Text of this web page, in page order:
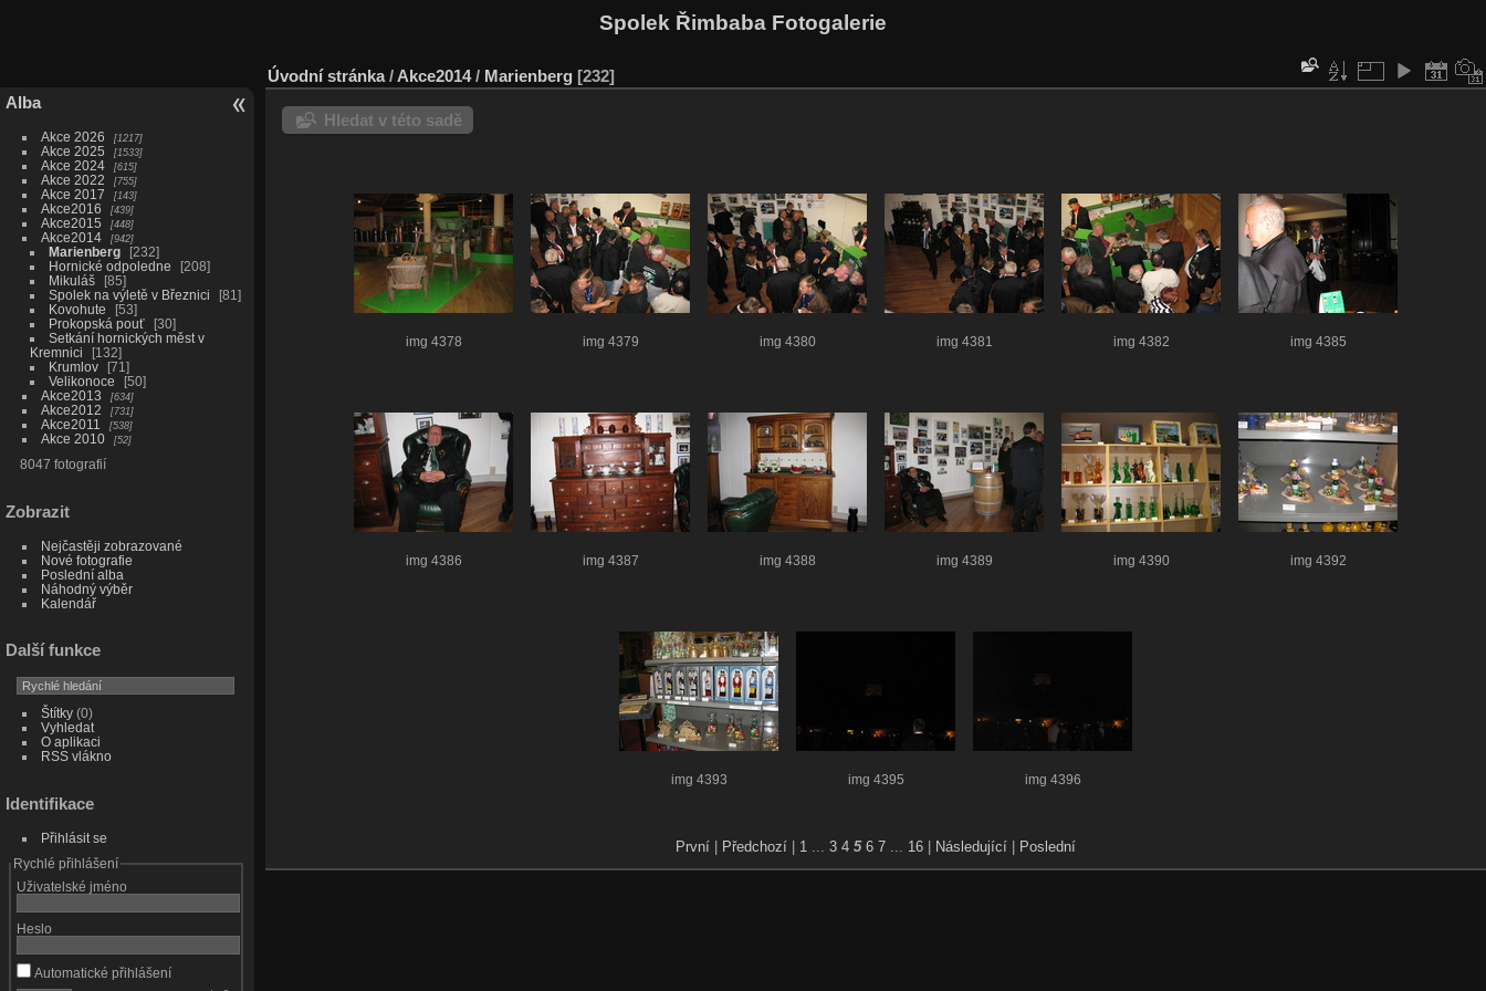
Spolek Řimbaba Fotogalerie
Alba
Akce 2026 1217
Akce 2025 1533
Akce 2024 615
Akce 2022 755
Akce 2017 143
Akce2016 439
Akce2015 448
Akce2014 942
Marienberg
232
Hornické odpoledne
208
Mikuláš
85
Spolek na výletě v Březnici
81
Kovohute
53
Prokopská pouť
30
Setkání hornických měst v
Kremnici
132
Krumlov
71
Velikonoce
50
Akce2013
634
Akce2012 731
Akce2011 538
Akce 2010 52
8047 fotografií
Zobrazit
Nejčastěji zobrazované
Nové fotografie
Poslední alba
Náhodný výběr
Kalendář
Další funkce
Štítky(0)
Vyhledat
O aplikaci
RSS vlákno
Identifikace
Přihlásit se
Rychlé přihlášení
Uživatelské jméno
Heslo
Automatické přihlášení
Úvodní stránka/ Akce2014/ Marienberg 232
Hledat v této sadě
img 4378 img 4379 img 4380 img 4381 img 4382 img 4385
img 4386 img 4387 img 4388 img 4389 img 4390 img 4392
img 4393 img 4395 img 4396
První Předchozí 1 ... 3 4 5 6 7 ... 16 Následující Poslední